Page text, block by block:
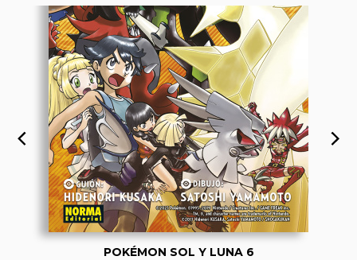
POKÉMON SOL Y LUNA 6